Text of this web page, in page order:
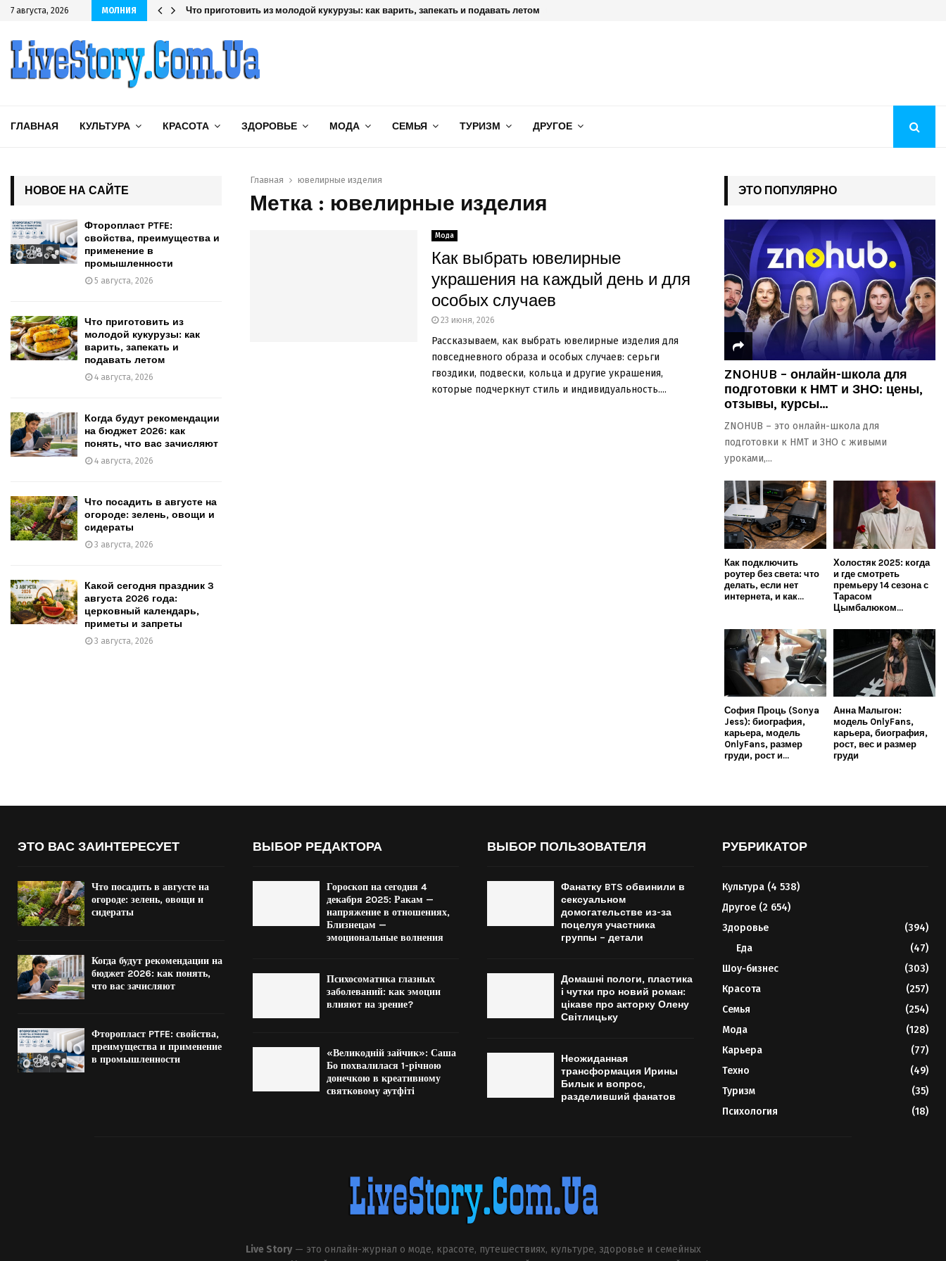
7 августа, 2026 МОЛНИЯ Что приготовить из молодой кукурузы: как варить, запекать и подавать летом
ГЛАВНАЯ КУЛЬТУРА КРАСОТА ЗДОРОВЬЕ МОДА СЕМЬЯ ТУРИЗМ ДРУГОЕ
Главная ювелирные изделия
Метка : ювелирные изделия
Мода
Как выбрать ювелирные
украшения на каждый день и для
особых случаев
23 июня, 2026
Рассказываем, как выбрать ювелирные изделия для
повседневного образа и особых случаев: серьги
гвоздики, подвески, кольца и другие украшения,
которые подчеркнут стиль и индивидуальность....
НОВОЕ НА САЙТЕ
Фторопласт PTFE:
свойства, преимущества и
применение в
промышленности
5 августа, 2026
Что приготовить из
молодой кукурузы: как
варить, запекать и
подавать летом
4 августа, 2026
Когда будут рекомендации
на бюджет 2026: как
понять, что вас зачисляют
4 августа, 2026
Что посадить в августе на
огороде: зелень, овощи и
сидераты
3 августа, 2026
Какой сегодня праздник 3
августа 2026 года:
церковный календарь,
приметы и запреты
3 августа, 2026
ЭТО ПОПУЛЯРНО
ZNOHUB – онлайн-школа для
подготовки к НМТ и ЗНО: цены,
отзывы, курсы...
ZNOHUB – это онлайн-школа для
подготовки к НМТ и ЗНО с живыми
уроками,...
Как подключить
роутер без света: что
делать, если нет
интернета, и как...
Холостяк 2025: когда
и где смотреть
премьеру 14 сезона с
Тарасом
Цымбалюком...
София Проць (Sonya
Jess): биография,
карьера, модель
OnlyFans, размер
груди, рост и...
Анна Малыгон:
модель OnlyFans,
карьера, биография,
рост, вес и размер
груди
ЭТО ВАС ЗАИНТЕРЕСУЕТ
Что посадить в августе на
огороде: зелень, овощи и
сидераты
Когда будут рекомендации на
бюджет 2026: как понять,
что вас зачисляют
Фторопласт PTFE: свойства,
преимущества и применение
в промышленности
ВЫБОР РЕДАКТОРА
Гороскоп на сегодня 4
декабря 2025: Ракам —
напряжение в отношениях,
Близнецам —
эмоциональные волнения
Психосоматика глазных
заболеваний: как эмоции
влияют на зрение?
«Великодній зайчик»: Саша
Бо похвалилася 1-річною
донечкою в креативному
святковому аутфіті
ВЫБОР ПОЛЬЗОВАТЕЛЯ
Фанатку BTS обвинили в
сексуальном
домогательстве из-за
поцелуя участника
группы – детали
Домашні пологи, пластика
і чутки про новий роман:
цікаве про акторку Олену
Світлицьку
Неожиданная
трансформация Ирины
Билык и вопрос,
разделивший фанатов
РУБРИКАТОР
Культура(4 538)
Другое(2 654)
Здоровье
(394)
Еда
(47)
Шоу-бизнес
(303)
Красота
(257)
Семья
(254)
Мода
(128)
Карьера
(77)
Техно
(49)
Туризм
(35)
Психология
(18)
Live Story— это онлайн-журнал о моде, красоте, путешествиях, культуре, здоровье и семейных